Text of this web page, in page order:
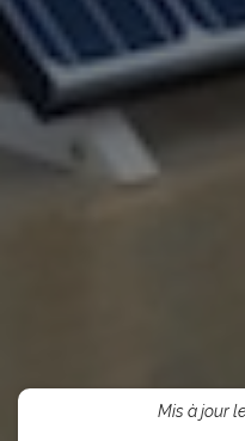
Mis à jour